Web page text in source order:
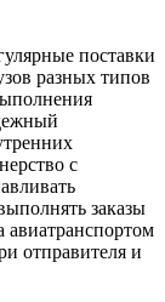
поставки
разных типов
с
заказы
авиатранспортом
отправителя и